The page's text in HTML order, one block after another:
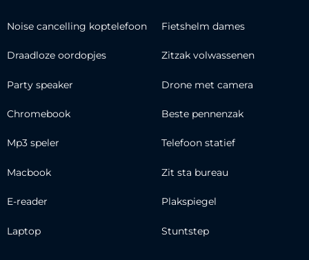
Noise cancelling koptelefoon
Draadloze oordopjes
Party speaker
Chromebook
Mp3 speler
Macbook
E-reader
Laptop
Fietshelm dames
Zitzak volwassenen
Drone met camera
Beste pennenzak
Telefoon statief
Zit sta bureau
Plakspiegel
Stuntstep